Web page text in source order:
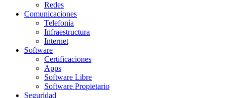
Redes
Comunicaciones
Telefonía
Infraestructura
Internet
Software
Certificaciones
Apps
Software Libre
Software Propietario
Seguridad